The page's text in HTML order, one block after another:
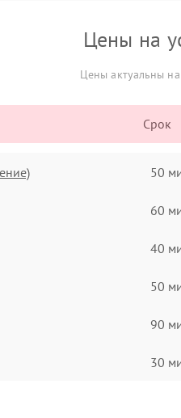
Цены на
Цены актуальны
Срок
50
60
40
50
90
30